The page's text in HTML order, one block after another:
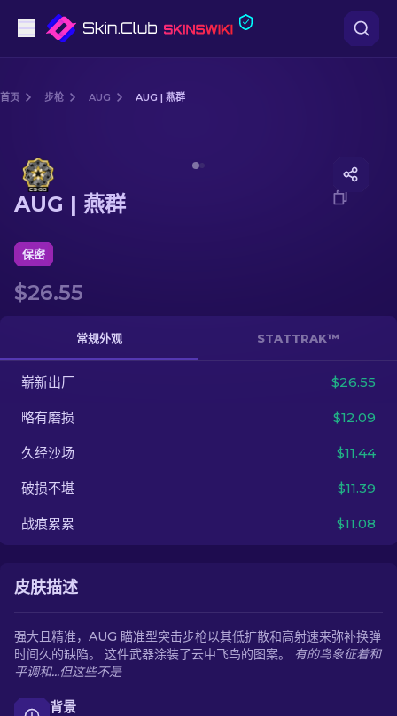
步枪
狙击步枪
手套
武器箱
其他
首页 步枪 AUG AUG | 燕群
AUG | 燕群
保密
$26.55
常规外观 STATTRAK™
崭新出厂 $26.55
略有磨损 $12.09
久经沙场 $11.44
破损不堪 $11.39
战痕累累 $11.08
皮肤描述
强大且精准，AUG 瞄准型突击步枪以其低扩散和高射速来弥补换弹
时间久的缺陷。 这件武器涂装了云中飞鸟的图案。
有的鸟象征着和
平调和...但这些不是
背景